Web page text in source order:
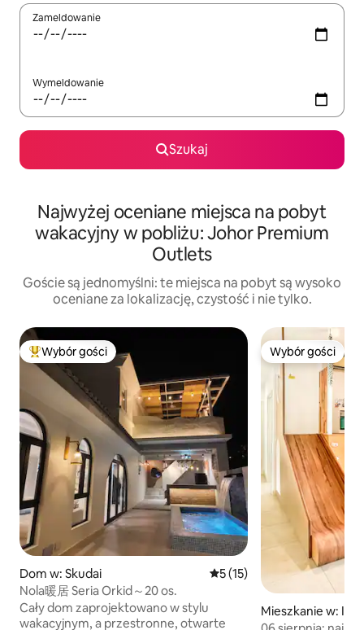
Zameldowanie
Wymeldowanie
Szukaj
Najwyżej oceniane miejsca na pobyt
wakacyjny w pobliżu: Johor Premium
Outlets
Goście są jednomyślni: te miejsca na pobyt są wysoko
oceniane za lokalizację, czystość i nie tylko.
Najpopularniejsze z kategorii Wybór gości
Wybór gości
Dom w: Skudai Średnia ocena: 5 na 5,
5 (15)
Nola暖居 Seria Orkid～20 os.
Cały dom zaprojektowano w stylu
wakacyjnym, a przestronne, otwarte
Wybór gości
Wybór gości
Mieszkanie w:
eri